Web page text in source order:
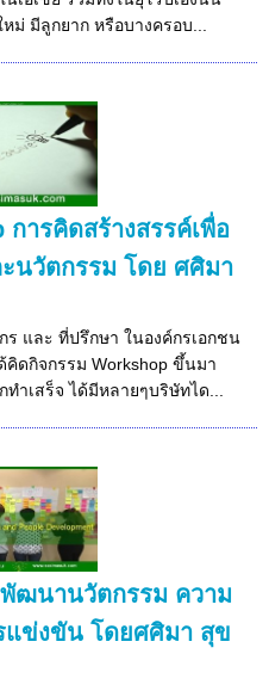
ม่ มีลูกยาก หรือบางครอบ...
ารคิดสร้างสรรค์เพื่อ
วัตกรรม โดย ศศิมา
ร และ ที่ปรึกษา ในองค์กรเอกชน
คิดกิจกรรม Workshop ขึ้นมา
ำเสร็จ ได้มีหลายๆบริษัทได...
ฒนานวัตกรรม ความ
แข่งขัน โดยศศิมา สุข